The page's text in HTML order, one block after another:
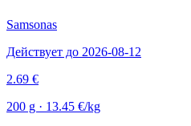
Samsonas
Действует до 2026-08-12
2.69 €
200 g · 13.45 €/kg